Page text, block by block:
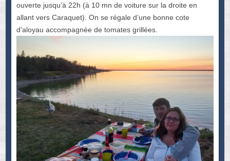
ouverte jusqu’à 22h (à 10 mn de voiture sur la droite en
allant vers Caraquet). On se régale d’une bonne cote
d’aloyau accompagnée de tomates grillées.